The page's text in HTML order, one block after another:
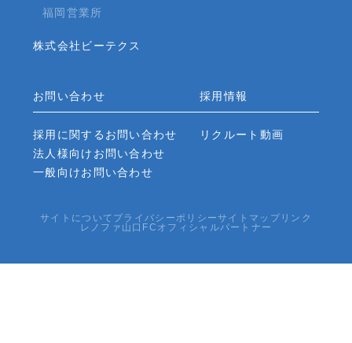
福岡営業所
株式会社ビーテクス
お問い合わせ
採用に関するお問い合わせ
法人様向けお問い合わせ
一般向けお問い合わせ
採用情報
リクルート動画
サイトについて プライバシーポリシーサイトマップ リンク
レノファ山口FCオフィシャルパートナー